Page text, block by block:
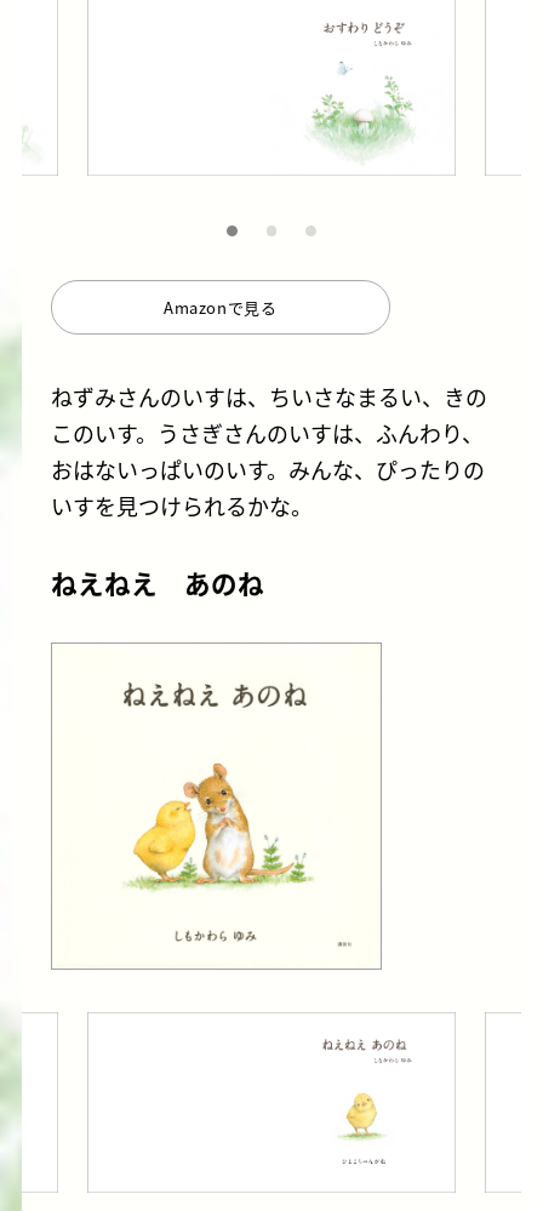
Amazonで見る
ねずみさんのいすは、ちいさなまるい、きの
このいす。うさぎさんのいすは、ふんわり、
おはないっぱいのいす。みんな、ぴったりの
いすを見つけられるかな。
ねえねえ あのね